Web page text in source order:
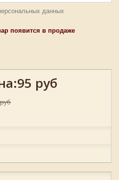
данных
появится в продаже
95 руб